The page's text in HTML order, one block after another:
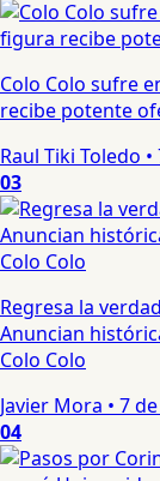
Colo Colo sufre
recibe potente
Raul Tiki Toledo •
03
Regresa la
Anuncian
Colo Colo
Javier Mora • 7
04